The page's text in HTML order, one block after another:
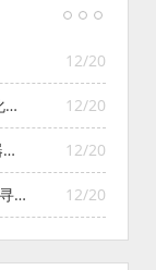
12/20
12/20
12/20
12/20
找